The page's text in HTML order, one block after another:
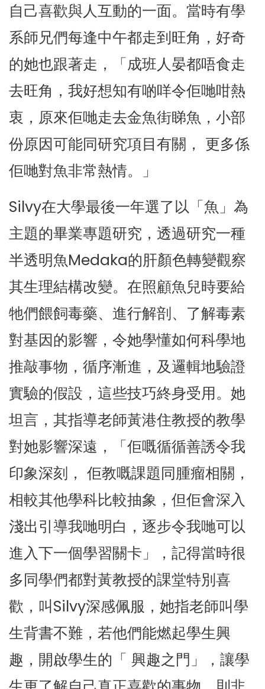
自己喜歡與人互動的一面。當時有學
系師兄們每逢中午都走到旺角，好奇
的她也跟著走，「成班人晏都唔食走
去旺角，我好想知有啲咩令佢哋咁熱
衷，原來佢哋走去金魚街睇魚，小部
份原因可能同研究項目有關， 更多係
佢哋對魚非常熱情。」
Silvy在大學最後一年選了以「魚」為
主題的畢業專題研究，透過研究一種
半透明魚Medaka的肝顏色轉變觀察
其生理結構改變。在照顧魚兒時要給
牠們餵飼毒藥、進行解剖、了解毒素
對基因的影響，令她學懂如何科學地
推敲事物，循序漸進，及邏輯地驗證
實驗的假設，這些技巧終身受用。她
坦言，其指導老師黃港住教授的教學
對她影響深遠，「佢嘅循循善誘令我
印象深刻， 佢教嘅課題同腫瘤相關，
相較其他學科比較抽象，但佢會深入
淺出引導我哋明白，逐步令我哋可以
進入下一個學習關卡」，記得當時很
多同學們都對黃教授的課堂特別喜
歡，叫Silvy深感佩服，她指老師叫學
生背書不難，若他們能燃起學生興
趣，開啟學生的「 興趣之門」，讓學